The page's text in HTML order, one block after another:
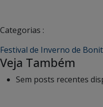
Categorias :
Festival de Inverno de
Veja Também
Sem posts recentes